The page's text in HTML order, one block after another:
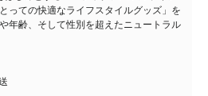
っての快適なライフスタイルグッズ」を
年齢、そして性別を超えたニュートラル